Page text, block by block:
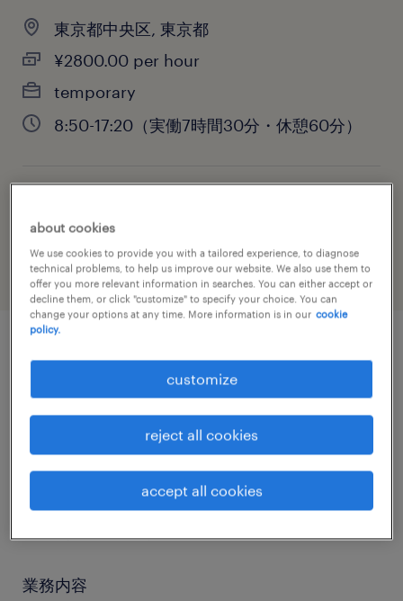
東京都中央区, 東京都
¥2800.00 per hour
temporary
8:50-17:20（実働7時間30分・休憩60分）
information technology
job details
職種
運用管理・保守
勤務期間
業務内容
about cookies
We use cookies to provide you with a tailored experience, to diagnose
technical problems, to help us improve our website. We also use them to
offer you more relevant information in searches. You can either accept or
decline them, or click "customize" to specify your choice. You can
change your options at any time. More information is in our cookie
policy.
customize
reject all cookies
accept all cookies